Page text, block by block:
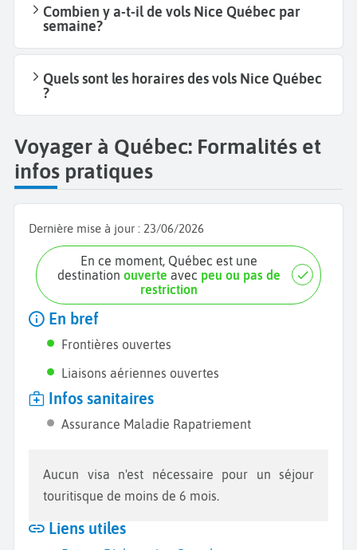
Combien y a-t-il de vols Nice Québec par
semaine?
Quels sont les horaires des vols Nice Québec
?
Voyager à Québec: Formalités et
infos pratiques
Dernière mise à jour : 23/06/2026
En ce moment, Québec est une
destinationouverte avec peu ou pas de
restriction
En bref
Frontières ouvertes
Liaisons aériennes ouvertes
Infos sanitaires
Assurance Maladie Rapatriement
Aucun visa n'est nécessaire pour un séjour
touritisque de moins de 6 mois.
Liens utiles